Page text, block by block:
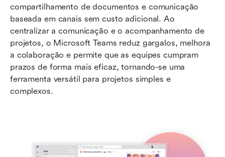
compartilhamento de documentos e comunicação
baseada em canais sem custo adicional. Ao
centralizar a comunicação e o acompanhamento de
projetos, o Microsoft Teams reduz gargalos, melhora
a colaboração e permite que as equipes cumpram
prazos de forma mais eficaz, tornando-se uma
ferramenta versátil para projetos simples e
complexos.